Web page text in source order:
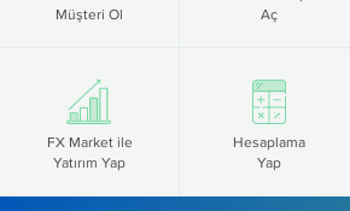
Müşteri Ol
Aç
FX Market ile
Yatırım Yap
Hesaplama
Yap